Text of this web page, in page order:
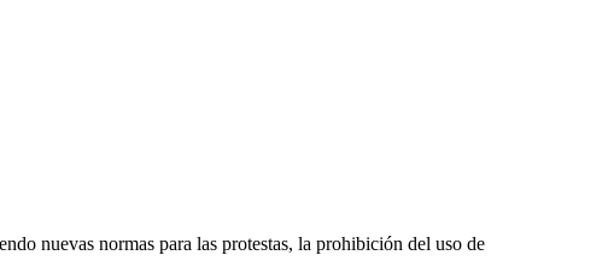
nuevas normas para las protestas, la prohibición del uso de